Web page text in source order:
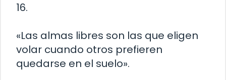
16.
«Las almas libres son las que eligen
volar cuando otros prefieren
quedarse en el suelo».